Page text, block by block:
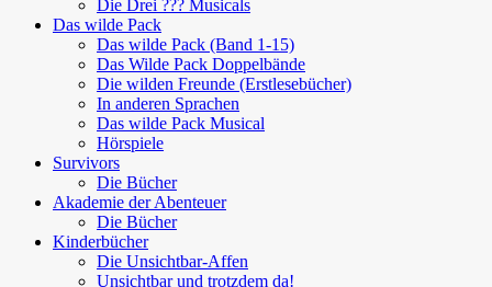
Die Drei ??? Musicals
Das wilde Pack
Das wilde Pack (Band 1-15)
Das Wilde Pack Doppelbände
Die wilden Freunde (Erstlesebücher)
In anderen Sprachen
Das wilde Pack Musical
Hörspiele
Survivors
Die Bücher
Akademie der Abenteuer
Die Bücher
Kinderbücher
Die Unsichtbar-Affen
Unsichtbar und trotzdem da!